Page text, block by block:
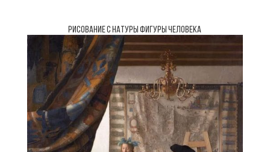
Рисование с натуры фигуры человека